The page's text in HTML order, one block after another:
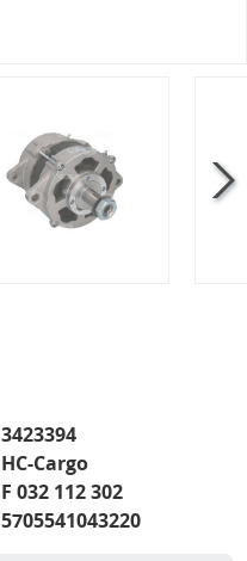
3423394
HC-Cargo
F 032 112 302
5705541043220